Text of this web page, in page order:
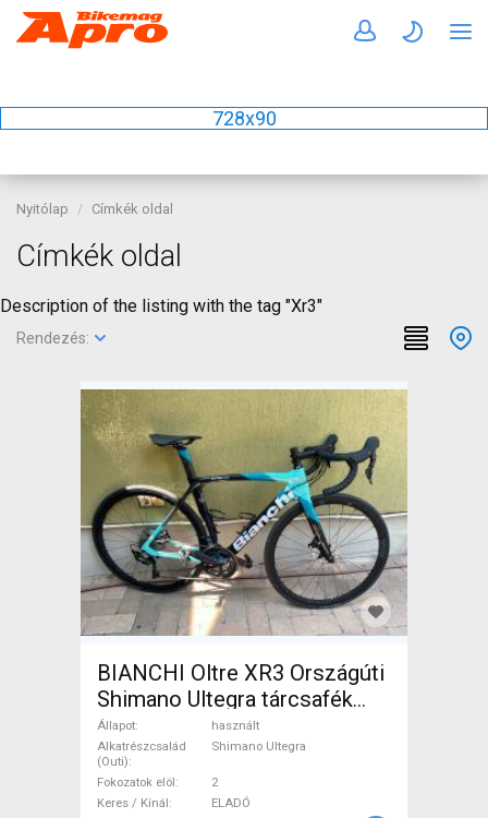
728x90
Nyitólap Címkék oldal
Címkék oldal
Description of the listing with the tag "Xr3"
Rendezés:
BIANCHI Oltre XR3 Országúti
Shimano Ultegra tárcsafék
használt ELADÓ
Állapot
használt
Alkatrészcsalád
(Outi)
Shimano Ultegra
Fokozatok elöl
2
Keres / Kínál
ELADÓ